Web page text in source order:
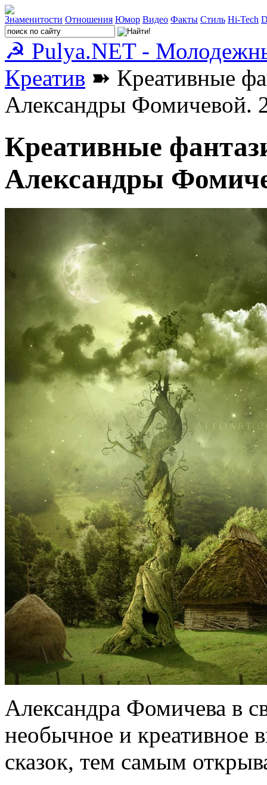
Знаменитости Отношения Юмор Видео Факты Стиль Hi-Tech
☭ Pulya.NET -
Креатив ➽ Креативные
Александры Фомичевой.
Креативные
Александры
Александра Фомичева в
необычное и
сказок, тем самым